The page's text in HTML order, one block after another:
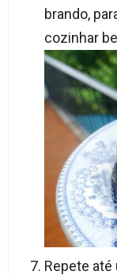
brando,
cozinhar
Repete até